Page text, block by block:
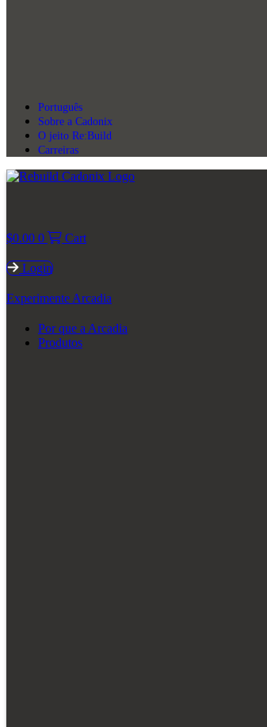
Português
Sobre a Cadonix
O jeito Re:Build
Carreiras
$0.00 0 Cart
Login
Experimente Arcadia
Por que a Arcadia
Produtos